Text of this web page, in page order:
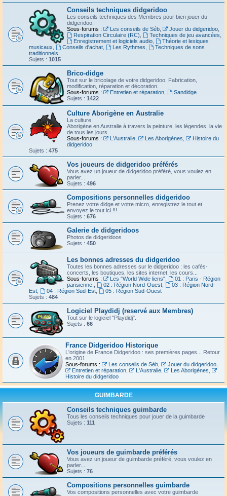
Conseils techniques didgeridoo
Les conseils techniques des Membres pour bien jouer du
didgeridoo.
Sous-forums :
Les conseils de Séb, Jouer du didgeridoo,
Respiration Circulaire (RC)
Techniques de jeu avancées
Enregistrement et logiciels audio,
Théorie et lexiques
musicaux
Conseils d'achat, Les Rythmes
Techniques de sons
traditionnels
Sujets : 1015
Brico-didge
Tout sur le bricolage de votre didgeridoo. Fabrication,
modification, réparation et décoration.
Sous-forums :
Entretien et réparation,
Sandidge
Sujets : 1422
Culture Aborigène en Australie
La culture
Aborigène en Australie à travers la peinture, les légendes, la vie
de tous les jours
Sous-forums :
L'Australie, Les Aborigènes
Histoire du
didgeridoo
Sujets : 475
Vos joueurs de didgeridoo préférés
Vous avez un joueur de didgeridoo préféré, vous voulez en
parler...
Sujets : 496
Compositions personnelles didgeridoo
Prenez votre didge et votre micro, enregistrez le tout et
envoyez le tout ici !!!
Sujets : 676
Galerie de didgeridoos
Photos de didgeridoos
Sujets : 450
Les bonnes adresses du didgeridoo
Toutes les bonnes adresses sur le didgeridoo : les cafés-
concerts, les boutiques, les sites internet, les cours...
Sous-forums :
Les "World Wide liens",
01 : Paris - Région
parisienne.
02 : Région Nord-Ouest,
03 : Région Nord-
Est
04 : Région Sud-Est,
05 : Région Sud-Ouest
Sujets : 484
Logiciel Playdidj (reservé aux Membres)
Tout sur le logiciel "Playdidj".
Sujets : 66
France Didgeridoo Historique
L'origine de France Didgeridoo : ses premières pages... Retour
en 2001
Sous-forums :
Les conseils de Séb, Jouer du didgeridoo,
Entretien et réparation, L'Australie, Les Aborigènes
Histoire du didgeridoo
GUIMBARDE
Conseils techniques guimbarde
Tous les conseils techniques pour jouer de la guimbarde
Sujets : 111
Vos joueurs de guimbarde préférés
Vous avez un joueur de guimbarde préféré, vous voulez en
parler...
Sujets : 76
Compositions personnelles guimbarde
Vos compositions personnelles avec votre guimbarde